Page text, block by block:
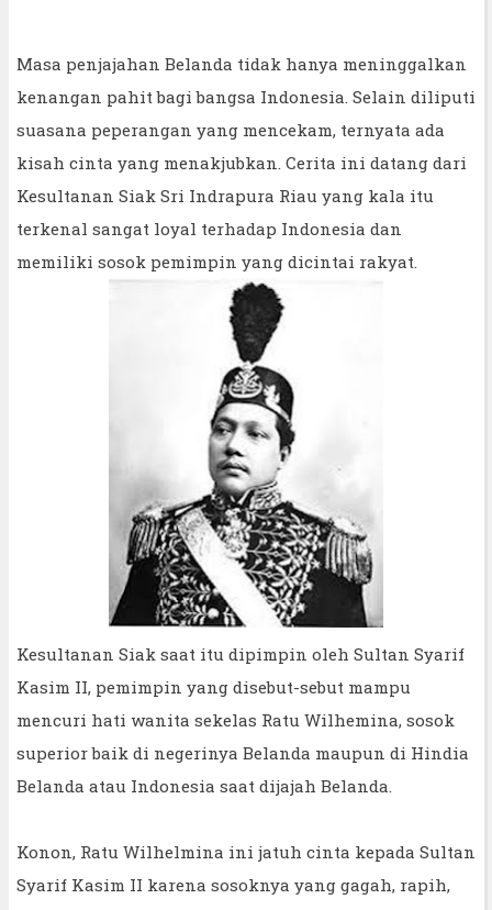
Masa penjajahan Belanda tidak hanya meninggalkan
kenangan pahit bagi bangsa Indonesia. Selain diliputi
suasana peperangan yang mencekam, ternyata ada
kisah cinta yang menakjubkan. Cerita ini datang dari
Kesultanan Siak Sri Indrapura Riau yang kala itu
terkenal sangat loyal terhadap Indonesia dan
memiliki sosok pemimpin yang dicintai rakyat.
Kesultanan Siak saat itu dipimpin oleh Sultan Syarif
Kasim II, pemimpin yang disebut-sebut mampu
mencuri hati wanita sekelas Ratu Wilhemina, sosok
superior baik di negerinya Belanda maupun di Hindia
Belanda atau Indonesia saat dijajah Belanda.
Konon, Ratu Wilhelmina ini jatuh cinta kepada Sultan
Syarif Kasim II karena sosoknya yang gagah, rapih,